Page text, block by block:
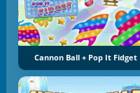
Cannon Ball + Pop It Fidget